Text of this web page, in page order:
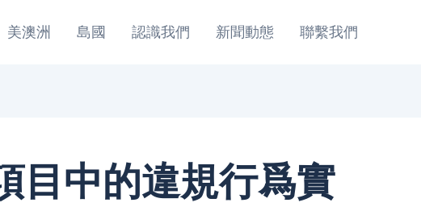
美澳洲 島國 認識我們 新聞動態 聯繫我們
目中的違規行爲實